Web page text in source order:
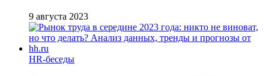
9 августа 2023
HR-беседы